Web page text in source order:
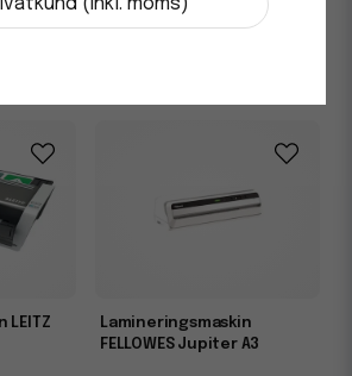
i lager
LEITZ
Lamineringsmaskin
FELLOWES Jupiter A3